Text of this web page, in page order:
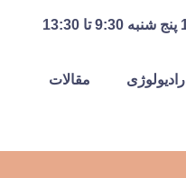
رادیولوژی مقالات